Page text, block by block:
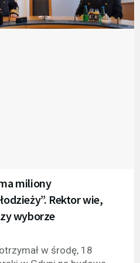
miliony
Rektor wie,
wyborze
w środę, 18